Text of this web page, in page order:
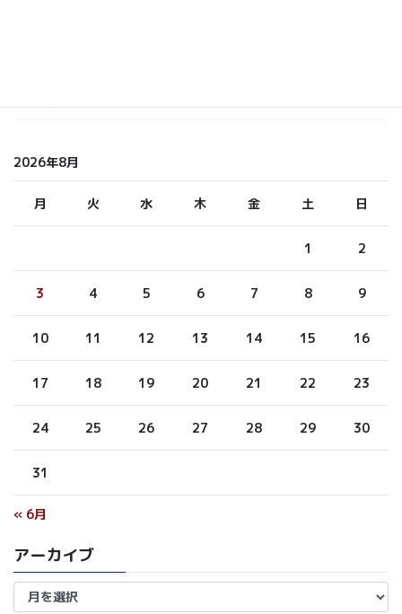
2026年8月
月 火 水 木 金 土 日
1 2
3 4 5 6 7 8 9
10 11 12 13 14 15 16
17 18 19 20 21 22 23
24 25 26 27 28 29 30
31
« 6月
アーカイブ
ア